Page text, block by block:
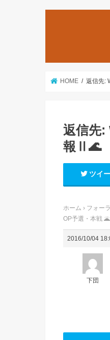
HOME 返信先:
返信先:
報Ⅱ🌊
ツイ
ホーム › フォー
OP予選・本戦
2016/10/04
下団